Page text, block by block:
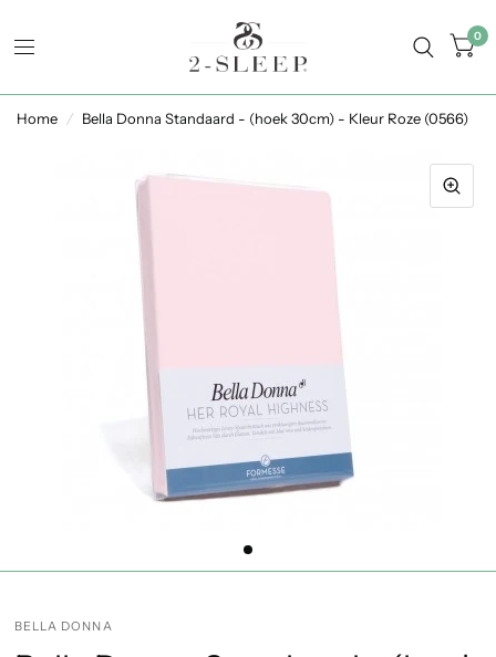
0
Home / Bella Donna Standaard - (hoek 30cm) - Kleur Roze (0566)
BELLA DONNA